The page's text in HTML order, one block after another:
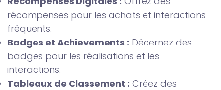
récompenses pour les achats et interactions
fréquents.
Badges et Achievements : Décernez des
badges pour les réalisations et les
interactions.
Tableaux de Classement : Créez des